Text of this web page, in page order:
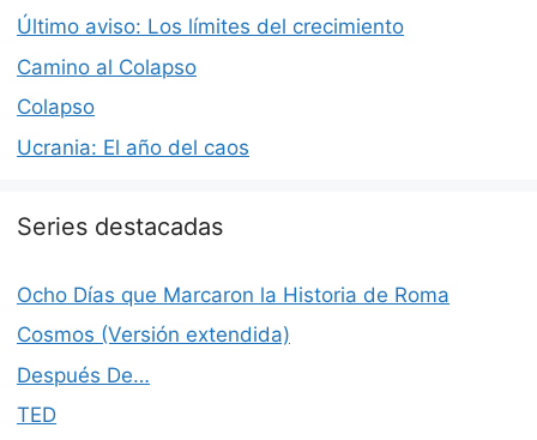
Último aviso: Los límites del crecimiento
Camino al Colapso
Colapso
Ucrania: El año del caos
Series destacadas
Ocho Días que Marcaron la Historia de Roma
Cosmos (Versión extendida)
Después De…
TED